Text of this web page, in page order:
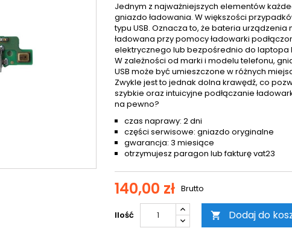
Jednym z najważniejszych elementów
gniazdo ładowania. W większości
typu USB. Oznacza to, że bateria urządzenia
ładowana przy pomocy ładowarki
elektrycznego lub bezpośrednio do laptopa
W zależności od marki i modelu telefonu,
USB może być umieszczone w różnych
Zwykle jest to jednak dolna krawędź, co
szybkie oraz intuicyjne podłączanie
na pewno?
czas naprawy: 2 dni
części serwisowe: gniazdo oryginalne
gwarancja: 3 miesiące
otrzymujesz paragon lub fakturę vat23
140,00 zł Brutto
Ilość  Dodaj do